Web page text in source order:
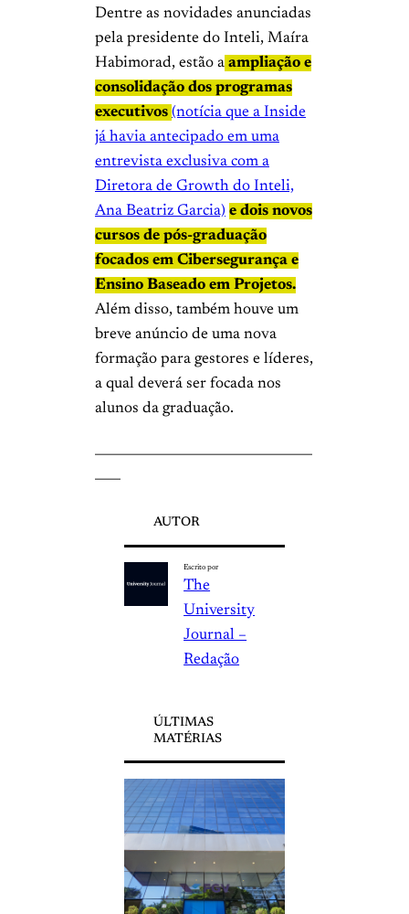
Dentre as novidades anunciadas
pela presidente do Inteli, Maíra
Habimorad, estão a ampliação e
consolidação dos programas
executivos (notícia que a Inside
já havia antecipado em uma
entrevista exclusiva com a
Diretora de Growth do Inteli,
Ana Beatriz Garcia) e dois novos
cursos de pós-graduação
focados em Cibersegurança e
Ensino Baseado em Projetos.
Além disso, também houve um
breve anúncio de uma nova
formação para gestores e líderes,
a qual deverá ser focada nos
alunos da graduação.
AUTOR
Escrito por
The
University
Journal –
Redação
ÚLTIMAS
MATÉRIAS